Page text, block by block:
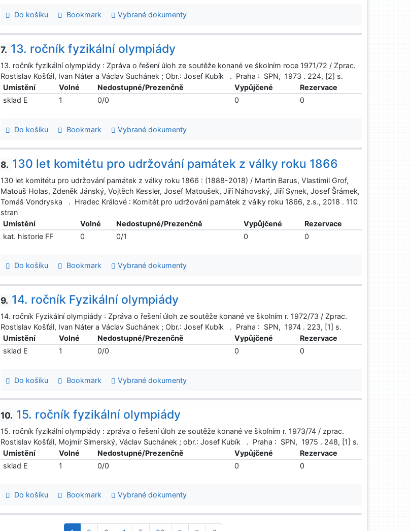
Do košíku Bookmark Vybrané dokumenty
7. 13. ročník fyzikální olympiády
13. ročník fyzikální olympiády : Zpráva o řešení úloh ze soutěže konané ve školním roce 1971/72 / Zprac.
Rostislav Košťál, Ivan Náter a Václav Suchánek ; Obr.: Josef Kubík . Praha : SPN, 1973 . 224, [2] s.
Umístění
Volné Nedostupné/Prezenčně Vypůjčené
Rezervace
sklad E
1 0/0 0 0
Do košíku Bookmark Vybrané dokumenty
8. 130 let komitétu pro udržování památek z války roku 1866
130 let komitétu pro udržování památek z války roku 1866 : (1888-2018) / Martin Barus, Vlastimil Grof,
Matouš Holas, Zdeněk Jánský, Vojtěch Kessler, Josef Matoušek, Jiří Náhovský, Jiří Synek, Josef Šrámek,
Tomáš Vondryska . Hradec Králové : Komitét pro udržování památek z války roku 1866, z.s., 2018 . 110
stran
Umístění
Volné Nedostupné/Prezenčně Vypůjčené
Rezervace
kat. historie FF
0 0/1 0 0
Do košíku Bookmark Vybrané dokumenty
9. 14. ročník Fyzikální olympiády
14. ročník Fyzikální olympiády : Zpráva o řešení úloh ze soutěže konané ve školním r. 1972/73 / Zprac.
Rostislav Košťál, Ivan Náter a Václav Suchánek ; Obr.: Josef Kubík . Praha : SPN, 1974 . 223, [1] s.
Umístění
Volné Nedostupné/Prezenčně Vypůjčené
Rezervace
sklad E
1 0/0 0 0
Do košíku Bookmark Vybrané dokumenty
10. 15. ročník fyzikální olympiády
15. ročník fyzikální olympiády : zpráva o řešení úloh ze soutěže konané ve školním r. 1973/74 / zprac.
Rostislav Košťál, Mojmír Simerský, Václav Suchánek ; obr.: Josef Kubík . Praha : SPN, 1975 . 248, [1] s.
Umístění
Volné Nedostupné/Prezenčně Vypůjčené
Rezervace
sklad E
1 0/0 0 0
Do košíku Bookmark Vybrané dokumenty